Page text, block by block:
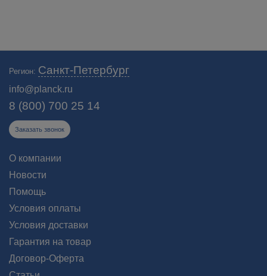
Регион: Санкт-Петербург
info@planck.ru
8 (800) 700 25 14
Заказать звонок
О компании
Новости
Помощь
Условия оплаты
Условия доставки
Гарантия на товар
Договор-Оферта